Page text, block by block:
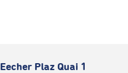
Eecher Plaz Quai 1